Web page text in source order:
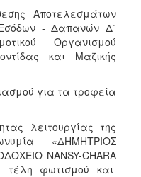
Αποτελεσμάτων
- Δαπανών Δ΄
Οργανισμού
και Μαζικής
για τα τροφεία
λειτουργίας της
«ΔΗΜΗΤΡΙΟΣ
NANSY-CHARA
τέλη φωτισμού και